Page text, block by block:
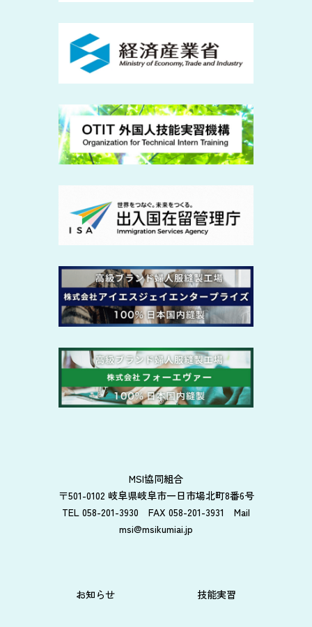
MSI協同組合
〒501-0102 岐阜県岐阜市一日市場北町8番6号
TEL 058-201-3930 FAX 058-201-3931 Mail
msi@msikumiai.jp
お知らせ 技能実習